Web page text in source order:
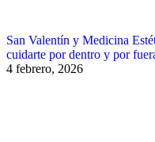
San Valentín y Medicina
cuidarte por dentro y por
4 febrero, 2026